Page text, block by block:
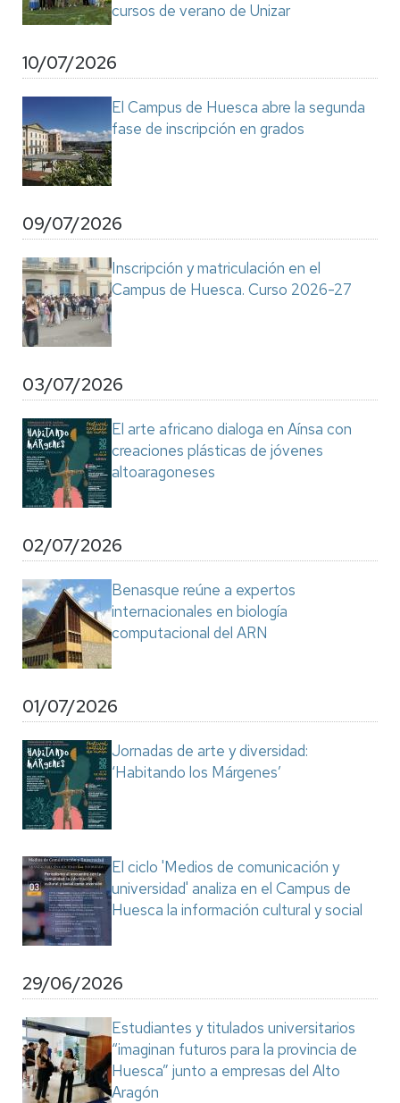
cursos de verano de Unizar
10/07/2026
El Campus de Huesca abre la segunda
fase de inscripción en grados
09/07/2026
Inscripción y matriculación en el
Campus de Huesca. Curso 2026-27
03/07/2026
El arte africano dialoga en Aínsa con
creaciones plásticas de jóvenes
altoaragoneses
02/07/2026
Benasque reúne a expertos
internacionales en biología
computacional del ARN
01/07/2026
Jornadas de arte y diversidad:
‘Habitando los Márgenes’
El ciclo 'Medios de comunicación y
universidad' analiza en el Campus de
Huesca la información cultural y social
29/06/2026
Estudiantes y titulados universitarios
“imaginan futuros para la provincia de
Huesca” junto a empresas del Alto
Aragón